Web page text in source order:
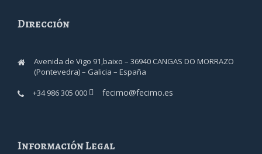
Dirección
Avenida de Vigo 91,baixo – 36940 CANGAS DO MORRAZO
(Pontevedra) – Galicia – España
+34 986 305 000
fecimo@fecimo.es
Información Legal